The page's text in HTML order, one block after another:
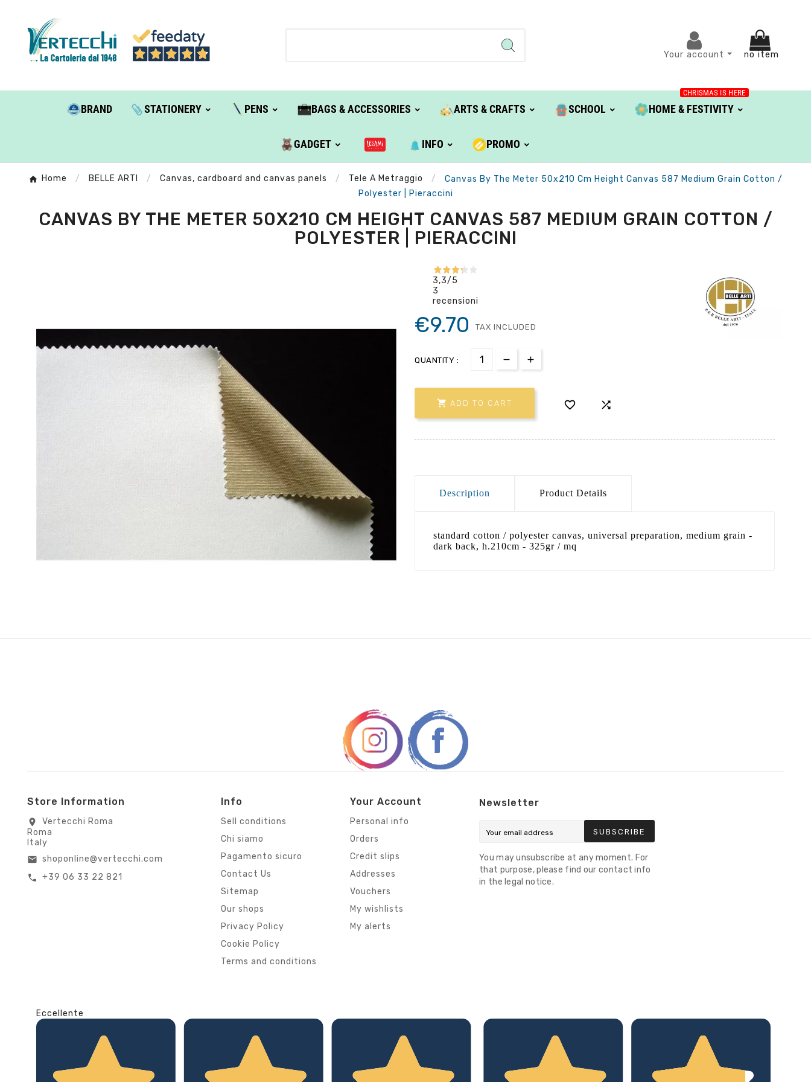
Your account no item
BRAND STATIONERY PENS BAGS & ACCESSORIES ARTS & CRAFTS SCHOOL HOME & FESTIVITY
CHRISMAS IS HERE
GADGET INFO PROMO
Home BELLE ARTI Canvas, cardboard and canvas panels Tele A Metraggio
Canvas By The Meter 50x210 Cm Height Canvas 587 Medium Grain Cotton /
Polyester | Pieraccini
CANVAS BY THE METER 50X210 CM HEIGHT CANVAS 587 MEDIUM GRAIN COTTON /
POLYESTER | PIERACCINI
3,3/5
3
recensioni
€9.70 TAX INCLUDED
QUANTITY :
 ADD TO CART  
Description Product Details
standard cotton / polyester canvas, universal preparation, medium grain -
dark back, h.210cm - 325gr / mq
Store Information
location_on
Vertecchi Roma
Roma
Italy
email shoponline@vertecchi.com
call +39 06 33 22 821
Info
Sell conditions
Chi siamo
Pagamento sicuro
Contact Us
Sitemap
Our shops
Privacy Policy
Cookie Policy
Terms and conditions
Your Account
Personal info
Orders
Credit slips
Addresses
Vouchers
My wishlists
My alerts
Newsletter
SUBSCRIBE
You may unsubscribe at any moment. For
that purpose, please find our contact info
in the legal notice.
Eccellente